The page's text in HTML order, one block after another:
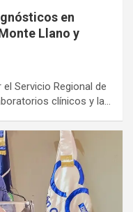
en
Llano y
Servicio Regional de
clínicos y la…